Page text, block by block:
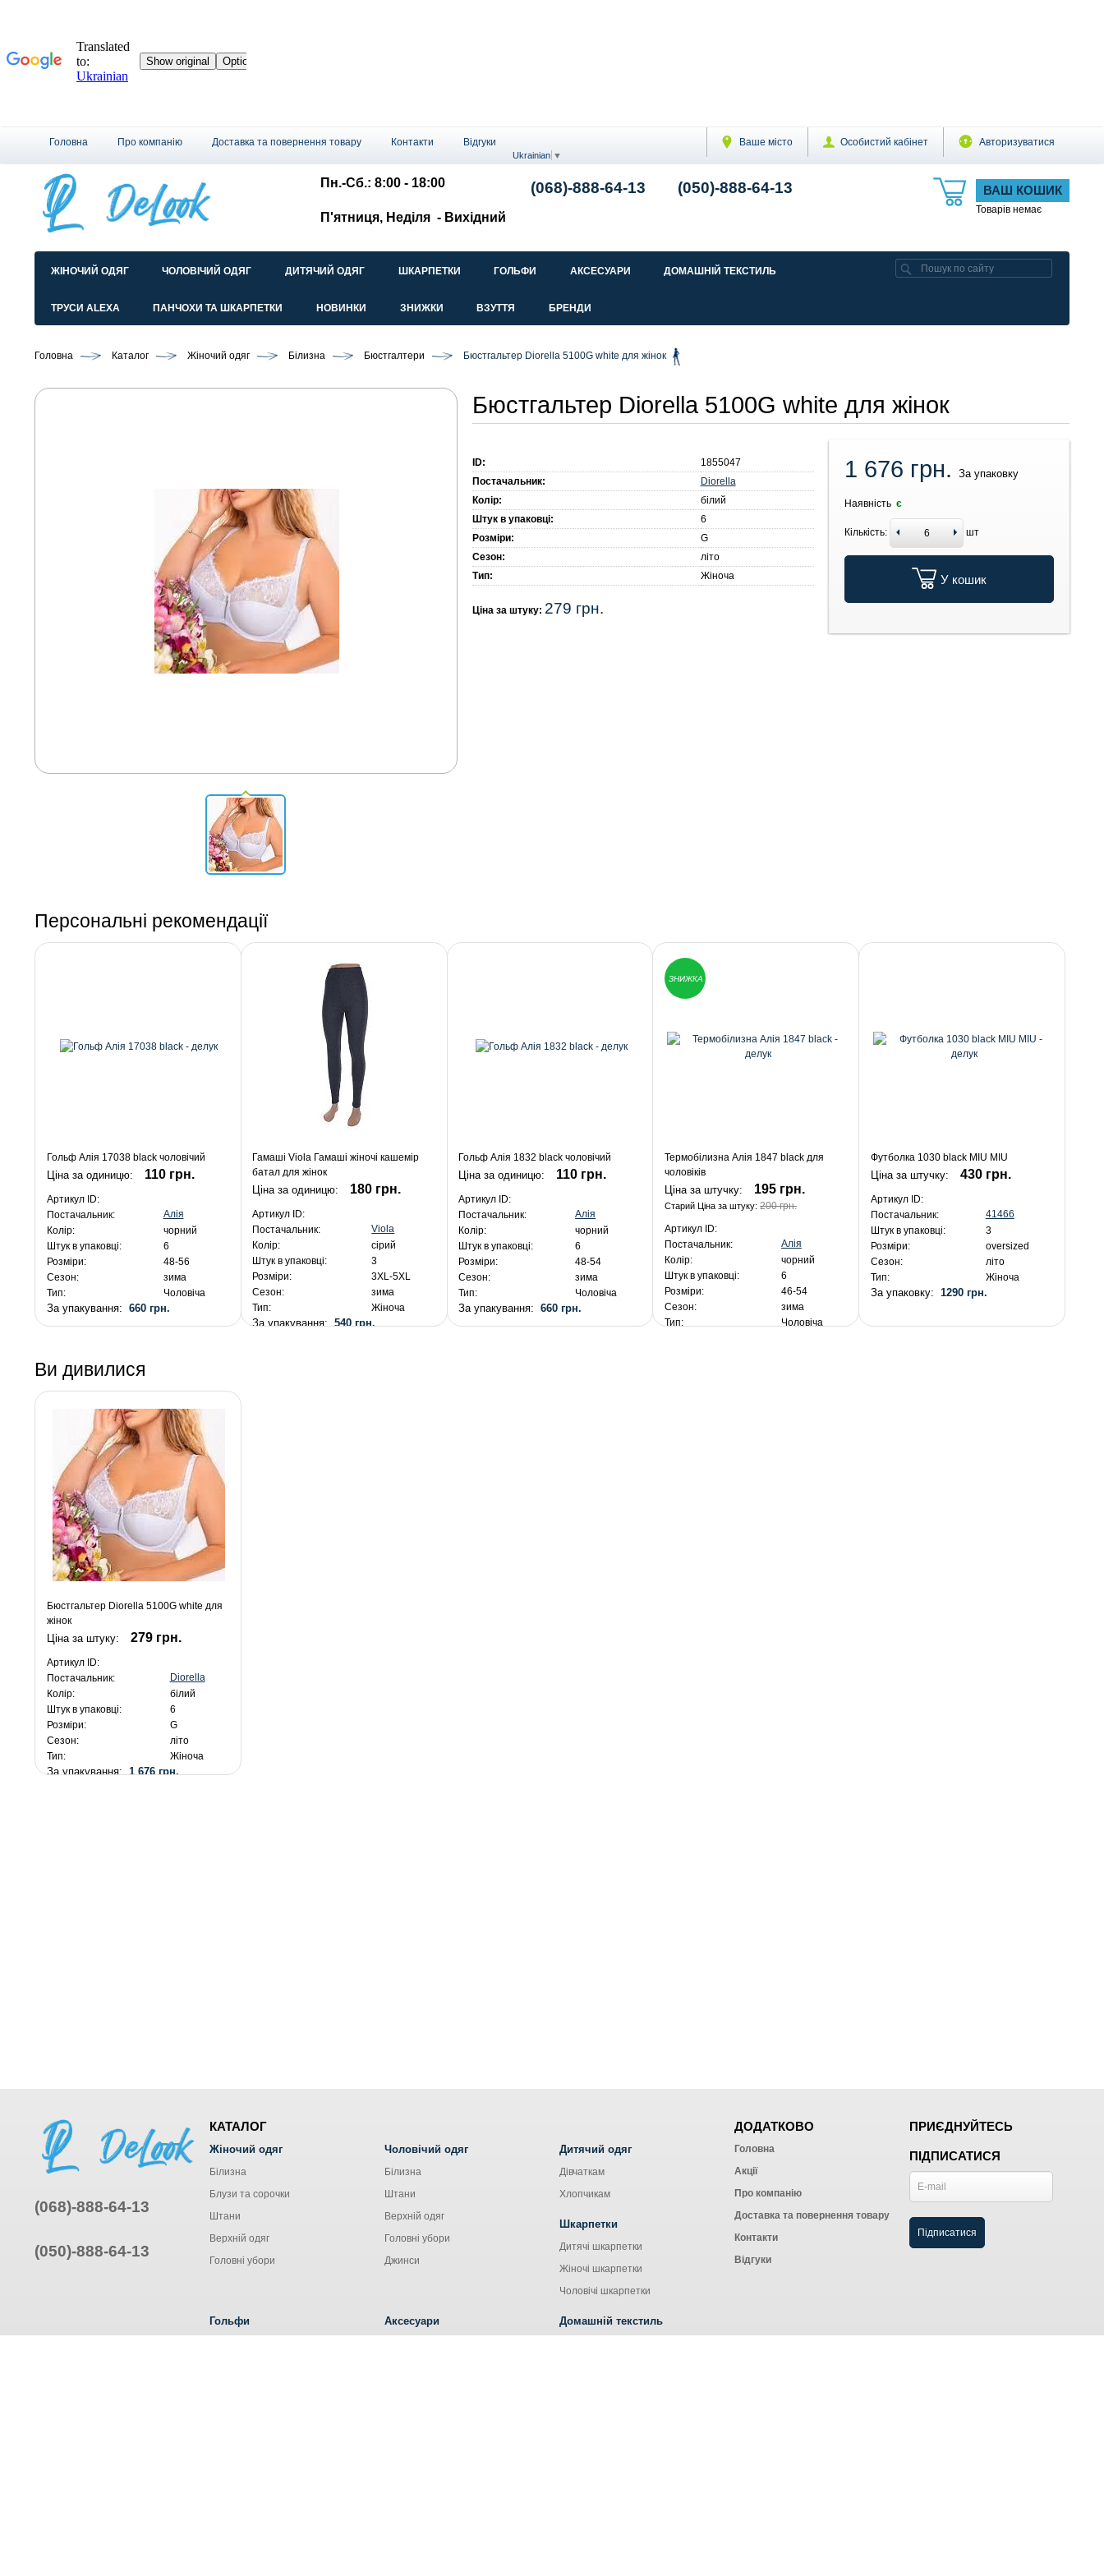
Ваше місто Особистий кабінет Авторизуватися
Головна Про компанію Доставка та повернення товару Контакти Відгуки
Ukrainian ▼
ВАШ КОШИК
Товарів немає
Пн.-Сб.: 8:00 - 18:00
П'ятниця, Неділя - Вихідний
(068)-888-64-13 (050)-888-64-13
ЖІНОЧИЙ ОДЯГ ЧОЛОВІЧИЙ ОДЯГ ДИТЯЧИЙ ОДЯГ ШКАРПЕТКИ ГОЛЬФИ АКСЕСУАРИ ДОМАШНІЙ ТЕКСТИЛЬ
ТРУСИ ALEXA ПАНЧОХИ ТА ШКАРПЕТКИ НОВИНКИ ЗНИЖКИ ВЗУТТЯ БРЕНДИ
Головна Каталог Жіночий одяг Білизна Бюстгалтери Бюстгальтер Diorella 5100G white для жінок
Бюстгальтер Diorella 5100G white для жінок
ID:
1855047
Постачальник:
Diorella
Колір:
білий
Штук в упаковці:
6
Розміри:
G
Сезон:
літо
Тип:
Жіноча
Ціна за штуку: 279 грн.
1 676 грн.За упаковку
Наявність є
Кількість: шт
У кошик
Персональні рекомендації
Гольф Алія 17038 black чоловічий
Ціна за одиницю: 110 грн.
Артикул ID:
Постачальник:
Алія
Колір:
чорний
Штук в упаковці:
6
Розміри:
48-56
Сезон:
зима
Тип:
Чоловіча
За упакування: 660 грн.
Гамаші Viola Гамаші жіночі кашемір
батал для жінок
Ціна за одиницю: 180 грн.
Артикул ID:
Постачальник:
Viola
Колір:
сірий
Штук в упаковці:
3
Розміри:
3XL-5XL
Сезон:
зима
Тип:
Жіноча
За упакування:540 грн.
Гольф Алія 1832 black чоловічий
Ціна за одиницю: 110 грн.
Артикул ID:
Постачальник:
Алія
Колір:
чорний
Штук в упаковці:
6
Розміри:
48-54
Сезон:
зима
Тип:
Чоловіча
За упакування:660 грн.
ЗНИЖКА
Термобілизна Алія 1847 black для
чоловіків
Ціна за штучку: 195 грн.
Старий Ціна за штуку: 200 грн.
Артикул ID:
Постачальник:
Алія
Колір:
чорний
Штук в упаковці:
6
Розміри:
46-54
Сезон:
зима
Тип:
Чоловіча
Футболка 1030 black MIU MIU
Ціна за штучку: 430 грн.
Артикул ID:
Постачальник:
41466
Штук в упаковці:
3
Розміри:
oversized
Сезон:
літо
Тип:
Жіноча
За упаковку: 1290 грн.
Ви дивилися
Бюстгальтер Diorella 5100G white для
жінок
Ціна за штуку: 279 грн.
Артикул ID:
Постачальник:
Diorella
Колір:
білий
Штук в упаковці:
6
Розміри:
G
Сезон:
літо
Тип:
Жіноча
За упакування:1 676 грн.
(068)-888-64-13
(050)-888-64-13
КАТАЛОГ
Жіночий одяг
Білизна
Блузи та сорочки
Штани
Верхній одяг
Головні убори
Чоловічий одяг
Білизна
Штани
Верхній одяг
Головні убори
Джинси
Дитячий одяг
Дівчаткам
Хлопчикам
Шкарпетки
Дитячі шкарпетки
Жіночі шкарпетки
Чоловічі шкарпетки
Гольфи Аксесуари Домашній текстиль
ДОДАТКОВО
Головна
Акції
Про компанію
Доставка та повернення товару
Контакти
Відгуки
ПРИЄДНУЙТЕСЬ
ПІДПИСАТИСЯ